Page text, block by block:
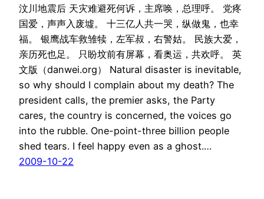
汶川地震后 天灾难避死何诉，主席唤，总理呼。 党疼
国爱，声声入废墟。 十三亿人共一哭，纵做鬼，也幸
福。 银鹰战车救雏犊，左军叔，右警姑。 民族大爱，
亲历死也足。 只盼坟前有屏幕，看奥运，共欢呼。 英
文版（danwei.org） Natural disaster is inevitable,
so why should I complain about my death? The
president calls, the premier asks, the Party
cares, the country is concerned, the voices go
into the rubble. One-point-three billion people
shed tears. I feel happy even as a ghost.…
2009-10-22